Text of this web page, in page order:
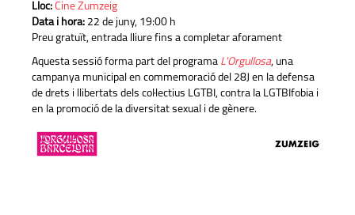
Lloc: Cine Zumzeig
Data i hora: 22 de juny, 19:00 h
Preu gratuït, entrada lliure fins a completar aforament
Aquesta sessió forma part del programa L'Orgullosa, una
campanya municipal en commemoració del 28J en la defensa
de drets i llibertats dels col·lectius LGTBI, contra la LGTBIfobia i
en la promoció de la diversitat sexual i de gènere.